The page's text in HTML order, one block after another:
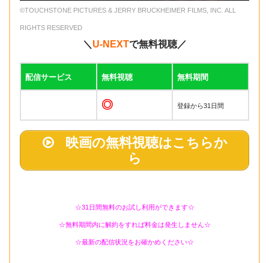
©TOUCHSTONE PICTURES & JERRY BRUCKHEIMER FILMS, INC. ALL
RIGHTS RESERVED
＼ U-NEXTで無料視聴／
配信サービス 無料視聴 無料期間
◎ 登録から31日間
映画の無料視聴はこちらか
ら
☆31日間無料のお試し利用ができます☆
☆無料期間内に解約をすれば料金は発生しません☆
☆最新の配信状況をお確かめください☆